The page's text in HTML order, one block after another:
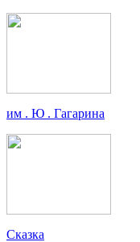
им . Ю . Гагарина
Сказка